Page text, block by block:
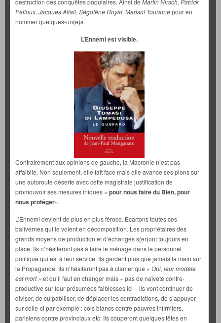
destruction des conquêtes populaires. Ainsi de Martin Hirsch, Patrick
Pelloux, Jacques Attali, Ségolène Royal, Marisol Tourainepour en
nommer quelques-un(e)s.
L’Ennemi est visible.
Contrairement aux opinions de gauche, la Macronie n’est pas
affaiblie. Non seulement, elle fait face mais elle avance ses pions sur
une autoroute déserte avec cette magistrale justification de
promouvoir ses mesures iniques « pour nous faire du Bien, pour
nous protéger« .
L’Ennemi devient de plus en plus féroce. Ecartons toutes ces
balivernes qui le voient en décomposition. Les propriétaires des
grands moyens de production et d’échanges s(er)ont toujours en
place. Ils n’hésiteront pas à faire le ménage dans le personnel
politique qui est à leur service. Ils gardent plus que jamais la main sur
la Propagande. Ils n’hésiteront pas à clamer que « Oui, leur modèle
est mort» et qu’il faut en changer mais – pas de naïveté contre-
productive sur leur présumées faiblesses ici – ils vont continuer de
diviser, de culpabiliser, de déplacer les contradictions, de s’appuyer
sur celle-ci par exemple : cols blancs contre pauvres infirmiers,
parisiens contre provinciaux etc. Ils couperont quelques têtes en